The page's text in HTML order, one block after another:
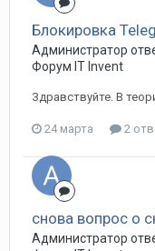
Блокировка
Администратор
Форум IT Invent
Здравствуйте. В
24 марта 2
снова вопрос о
Администратор